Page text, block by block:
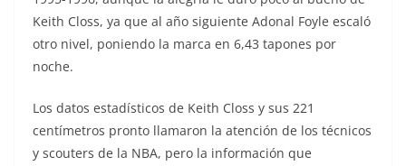
Keith Closs, ya que al año siguiente Adonal Foyle escaló
otro nivel, poniendo la marca en 6,43 tapones por
noche.
Los datos estadísticos de Keith Closs y sus 221
centímetros pronto llamaron la atención de los técnicos
y scouters de la NBA, pero la información que